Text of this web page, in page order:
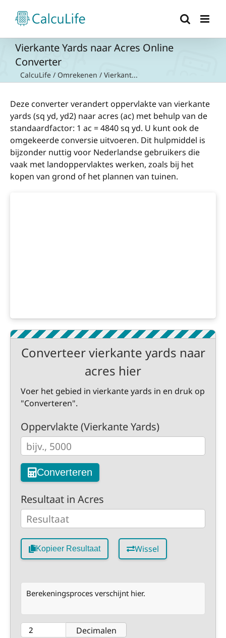
naar
inhoud
Vierkante Yards naar Acres Online
Converter
CalcuLife / Omrekenen / Vierkant...
Deze converter verandert oppervlakte van vierkante
yards (sq yd, yd2) naar acres (ac) met behulp van de
standaardfactor: 1 ac = 4840 sq yd. U kunt ook de
omgekeerde conversie uitvoeren. Dit hulpmiddel is
bijzonder nuttig voor Nederlandse gebruikers die
vaak met landoppervlaktes werken, zoals bij het
kopen van grond of het plannen van tuinen.
Converteer vierkante yards naar
acres hier
Voer het gebied in vierkante yards in en druk op
"Converteren".
Oppervlakte (Vierkante Yards)
Converteren
Resultaat in Acres
Kopieer Resultaat Wissel
Berekeningsproces verschijnt hier.
Decimalen